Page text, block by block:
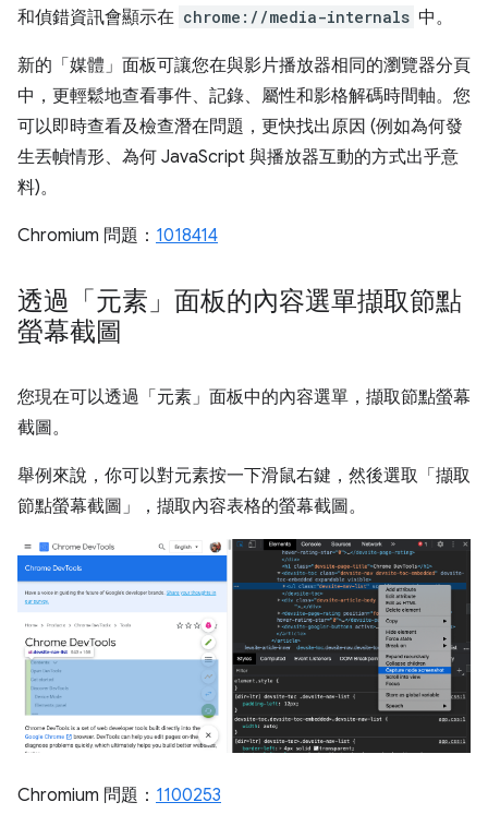
和偵錯資訊會顯示在 chrome://media-internals 中。
新的「媒體」面板可讓您在與影片播放器相同的瀏覽器分頁
中，更輕鬆地查看事件、記錄、屬性和影格解碼時間軸。您
可以即時查看及檢查潛在問題，更快找出原因 (例如為何發
生丟幀情形、為何 JavaScript 與播放器互動的方式出乎意
料)。
Chromium 問題： 1018414
透過「元素」面板的內容選單擷取節點
螢幕截圖
您現在可以透過「元素」面板中的內容選單，擷取節點螢幕
截圖。
舉例來說，你可以對元素按一下滑鼠右鍵，然後選取「擷取
節點螢幕截圖」
，擷取內容表格的螢幕截圖。
Chromium 問題： 1100253